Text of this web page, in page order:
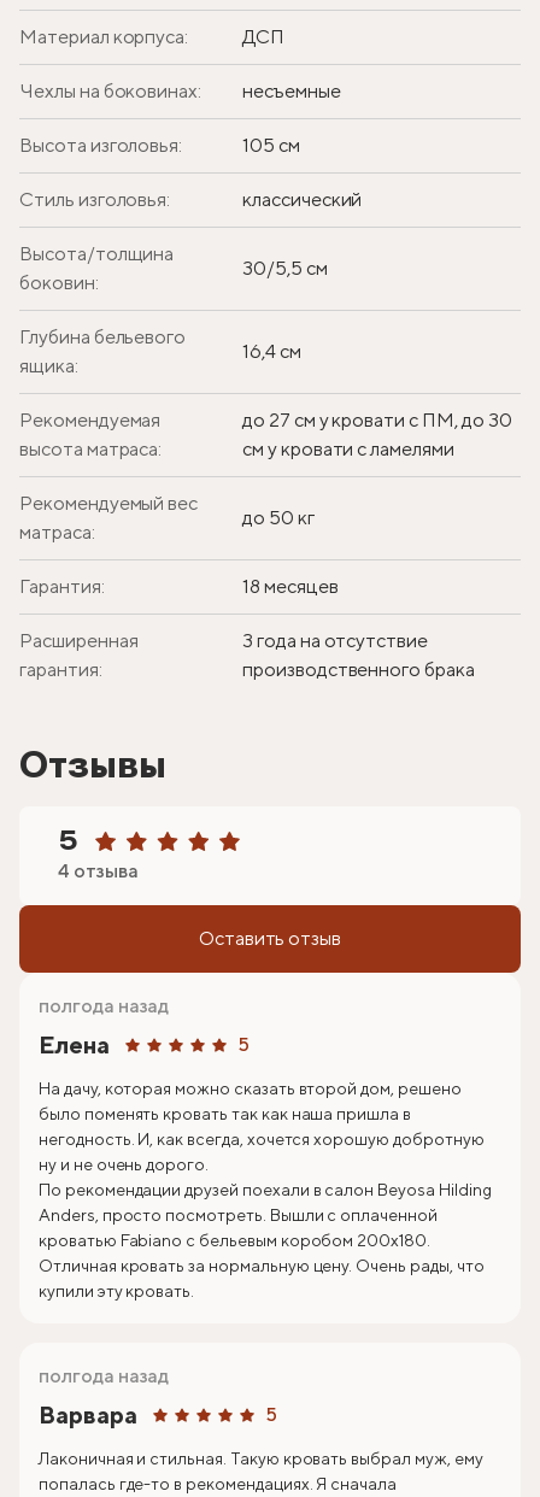
Материал корпуса: ДСП
Чехлы на боковинах: несъемные
Высота изголовья: 105 см
Стиль изголовья: классический
Высота/толщина
боковин:
30/5,5 см
Глубина бельевого
ящика:
16,4 см
Рекомендуемая
высота матраса:
до 27 см у кровати с ПМ, до 30
см у кровати с ламелями
Рекомендуемый вес
матраса:
до 50 кг
Гарантия: 18 месяцев
Расширенная
гарантия:
3 года на отсутствие
производственного брака
Отзывы
5
4 отзыва
Оставить отзыв
Елена 5
полгода назад
На дачу, которая можно сказать второй дом, решено
было поменять кровать так как наша пришла в
негодность. И, как всегда, хочется хорошую добротную
ну и не очень дорого.
По рекомендации друзей поехали в салон Beyosa Hilding
Anders, просто посмотреть. Вышли с оплаченной
кроватью Fabiano с бельевым коробом 200х180.
Отличная кровать за нормальную цену. Очень рады, что
купили эту кровать.
Варвара 5
полгода назад
Лаконичная и стильная. Такую кровать выбрал муж, ему
попалась где-то в рекомендациях. Я сначала